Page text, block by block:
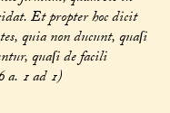
Et propter hoc dicit
quia non ducunt, quaſi
quaſi de facili
a. 1 ad 1)